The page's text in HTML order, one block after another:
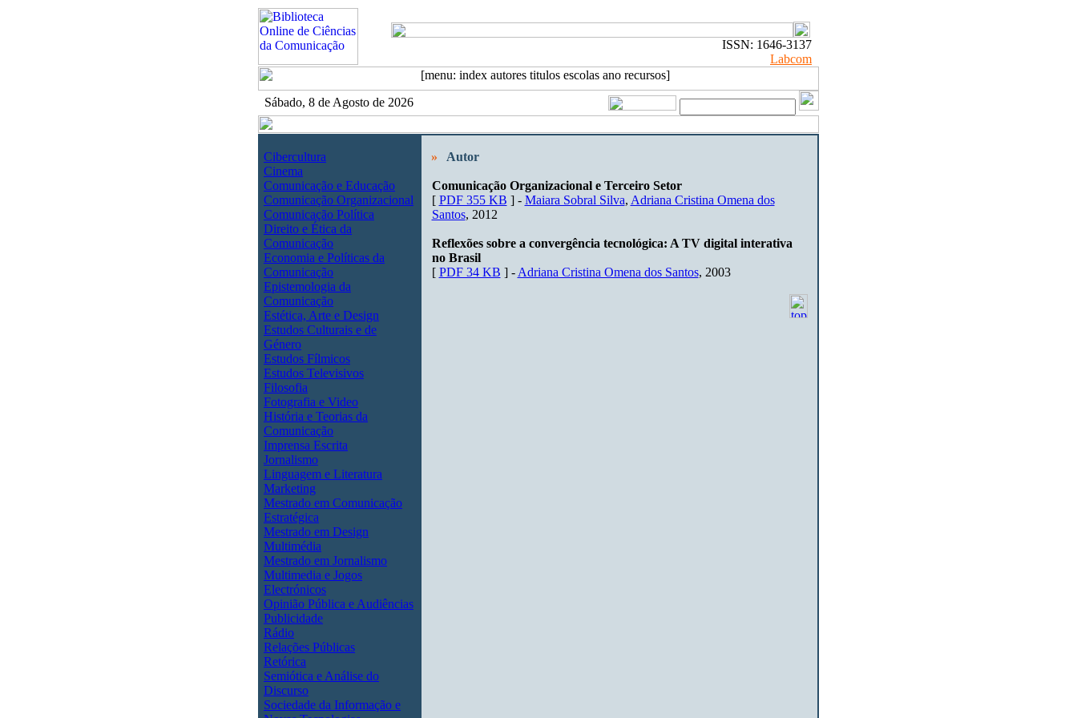
ISSN: 1646-3137
Labcom
Sábado, 8 de Agosto de 2026
Cibercultura
Cinema
Comunicação e Educação
Comunicação Organizacional
Comunicação Política
Direito e Ética da
Comunicação
Economia e Políticas da
Comunicação
Epistemologia da
Comunicação
Estética, Arte e Design
Estudos Culturais e de
Género
Estudos Fílmicos
Estudos Televisivos
Filosofia
Fotografia e Video
História e Teorias da
Comunicação
Imprensa Escrita
Jornalismo
Linguagem e Literatura
Marketing
Mestrado em Comunicação
Estratégica
Mestrado em Design
Multimédia
Mestrado em Jornalismo
Multimedia e Jogos
Electrónicos
Opinião Pública e Audiências
Publicidade
Rádio
Relações Públicas
Retórica
Semiótica e Análise do
Discurso
Sociedade da Informação e
» Autor
Comunicação Organizacional e Terceiro Setor
[ PDF 355 KB ] - Maiara Sobral Silva, Adriana Cristina Omena dos
Santos, 2012
Reflexões sobre a convergência tecnológica: A TV digital interativa
no Brasil
[ PDF 34 KB ] - Adriana Cristina Omena dos Santos, 2003